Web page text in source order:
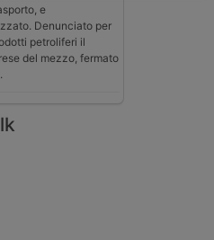
e
Denunciato per
petroliferi il
del mezzo, fermato